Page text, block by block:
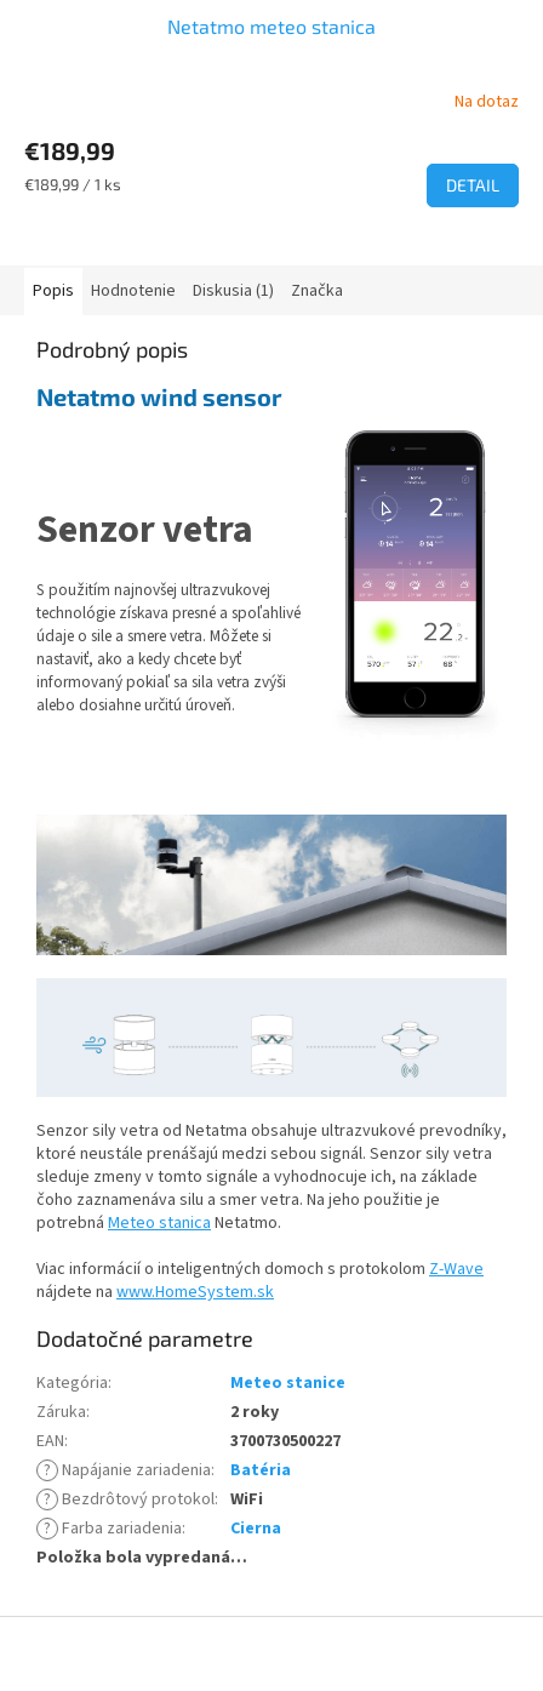
Netatmo meteo stanica
produktu
je
5,0
Na dotaz
€189,99
Jednotková
€189,99 / 1 ks DETAIL
Popis Hodnotenie Diskusia (1) Značka
Podrobný popis
Netatmo wind sensor
Senzor vetra
S použitím najnovšej ultrazvukovej
technológie získava presné a spoľahlivé
údaje o sile a smere vetra. Môžete si
nastaviť, ako a kedy chcete byť
informovaný pokiaľ sa sila vetra zvýši
alebo dosiahne určitú úroveň.
Senzor sily vetra od Netatma obsahuje ultrazvukové prevodníky,
ktoré neustále prenášajú medzi sebou signál. Senzor sily vetra
sleduje zmeny v tomto signále a vyhodnocuje ich, na základe
čoho zaznamenáva silu a smer vetra. Na jeho použitie je
potrebná Meteo stanicaNetatmo.
Viac informácií o inteligentných domoch s protokolom Z-Wave
nájdete na www.HomeSystem.sk
Dodatočné parametre
Kategória:
Meteo stanice
Záruka:
2 roky
EAN:
3700730500227
? Napájanie zariadenia:
Batéria
? Bezdrôtový protokol: WiFi
? Farba zariadenia:
Cierna
Položka bola vypredaná…